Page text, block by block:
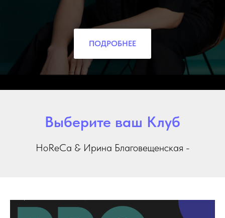
ПОДРОБНЕЕ
Выберите ваш Клуб
HoReCa & Ирина Благовещенская -